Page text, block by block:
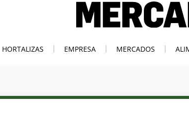
HORTALIZAS EMPRESA MERCADOS